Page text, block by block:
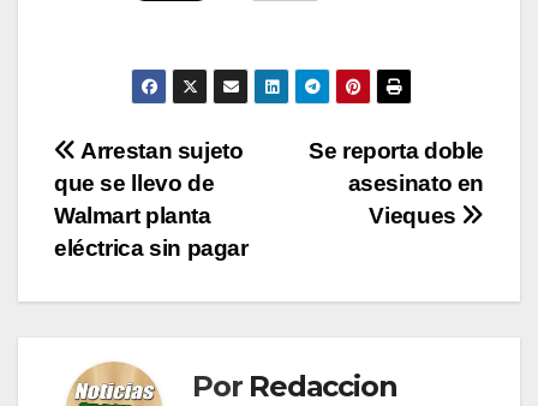
Navegación
de
entradas
Se reporta doble
asesinato en
Vieques
Arrestan sujeto
que se llevo de
Walmart planta
eléctrica sin pagar
Por Redaccion